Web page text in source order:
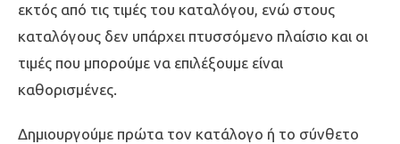
εκτός από τις τιμές του καταλόγου, ενώ στους
καταλόγους δεν υπάρχει πτυσσόμενο πλαίσιο και οι
τιμές που μπορούμε να επιλέξουμε είναι
καθορισμένες.
Δημιουργούμε πρώτα τον κατάλογο ή το σύνθετο